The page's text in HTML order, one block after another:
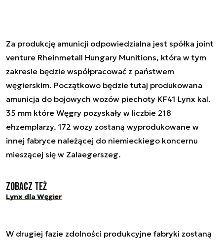
Za produkcję amunicji odpowiedzialna jest spółka joint
venture Rheinmetall Hungary Munitions, która w tym
zakresie będzie współpracować z państwem
węgierskim. Początkowo będzie tutaj produkowana
amunicja do bojowych wozów piechoty KF41 Lynx kal.
35 mm które Węgry pozyskały w liczbie 218
ehzemplarzy. 172 wozy zostaną wyprodukowane w
innej fabryce należącej do niemieckiego koncernu
mieszącej się w Zalaegerszeg.
Zobacz też
Lynx dla Węgier
W drugiej fazie zdolności produkcyjne fabryki zostaną